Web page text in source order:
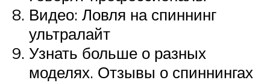
Видео: Ловля на спиннинг
ультралайт
Узнать больше о разных
моделях. Отзывы о спиннингах